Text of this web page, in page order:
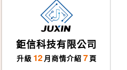
鉅信科技有限公司
升級 12 月商情介紹 7 頁